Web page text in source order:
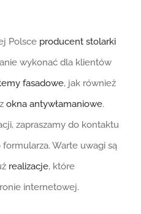
Polsce producent stolarki
wykonać dla klientów
fasadowe, jak również
okna antywłamaniowe.
zapraszamy do kontaktu
Warte uwagi są
realizacje, które
internetowej.